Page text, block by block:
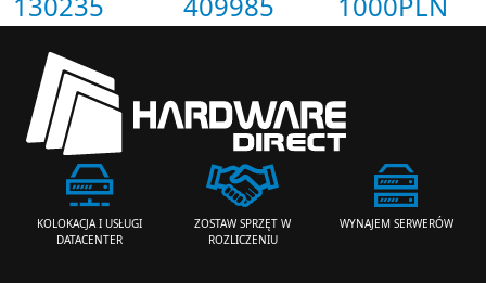
KOLOKACJA I USŁUGI
DATACENTER
ZOSTAW SPRZĘT W
ROZLICZENIU
WYNAJEM SERWERÓW